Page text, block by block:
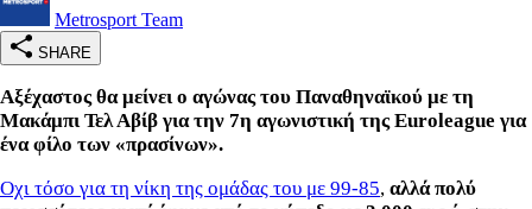
Metrosport Team
SHARE
Αξέχαστος θα μείνει ο αγώνας του Παναθηναϊκού με τη
Μακάμπι Τελ Αβίβ για την 7η αγωνιστική της Euroleague για
ένα φίλο των «πρασίνων».
Οχι τόσο για τη νίκη της ομάδας του με 99-85, αλλά πολύ